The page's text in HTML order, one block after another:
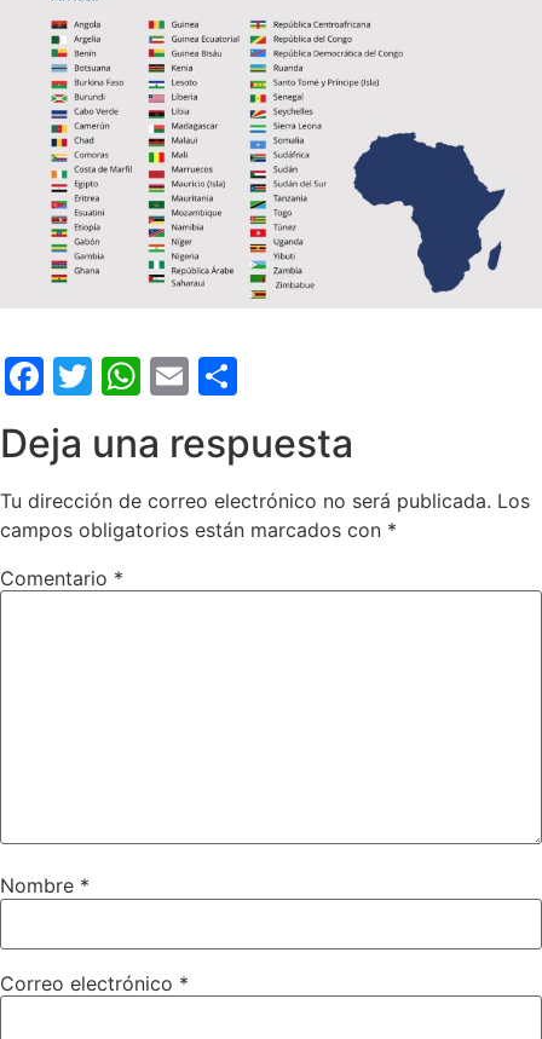
Facebook
Twitter
WhatsApp
Email
Deja una respuesta
Tu dirección de correo electrónico no será publicada. Los
campos obligatorios están marcados con *
Comentario *
Nombre *
Correo electrónico *